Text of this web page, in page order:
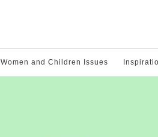
Women and Children Issues